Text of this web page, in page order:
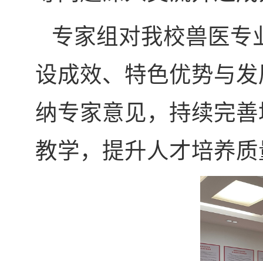
专家组对我校兽医专
设成效、特色优势与
纳专家意见，持续完
教学，提升人才培养